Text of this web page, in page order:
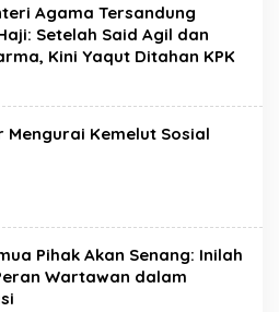
Agama Tersandung
Setelah Said Agil dan
Kini Yaqut Ditahan KPK
Mengurai Kemelut Sosial
Pihak Akan Senang: Inilah
Wartawan dalam